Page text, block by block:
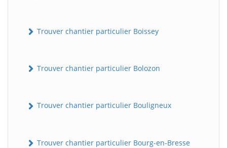
Trouver chantier particulier Boissey
Trouver chantier particulier Bolozon
Trouver chantier particulier Bouligneux
Trouver chantier particulier Bourg-en-Bresse